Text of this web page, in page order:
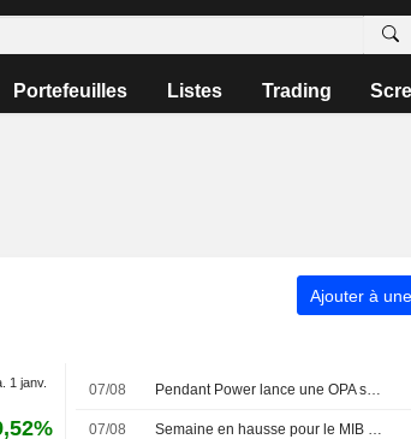
Portefeuilles Listes Trading
Ajouter à
1 janv. 07/08 Pendant Power lance une OPA sur PLC à 3,08 EUR par action et vise le retrait de la cote
07/08 Semaine en hausse pour le MIB ; Avio en tête, Stellantis à la traîne